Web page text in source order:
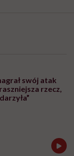
swój atak
rzecz,